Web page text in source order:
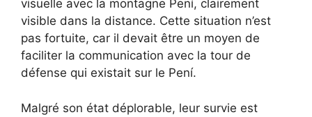
visuelle avec la montagne Pení, clairement
visible dans la distance. Cette situation n’est
pas fortuite, car il devait être un moyen de
faciliter la communication avec la tour de
défense qui existait sur le Pení.
Malgré son état déplorable, leur survie est